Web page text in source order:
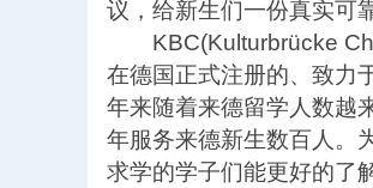
议，给新生们一份真实可
KBC(Kulturbrücke
在德国正式注册的、致力
年来随着来德留学人数越
年服务来德新生数百人。
求学的学子们能更好的了